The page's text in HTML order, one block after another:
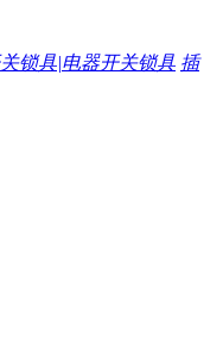
锁具|电器开关锁具 插